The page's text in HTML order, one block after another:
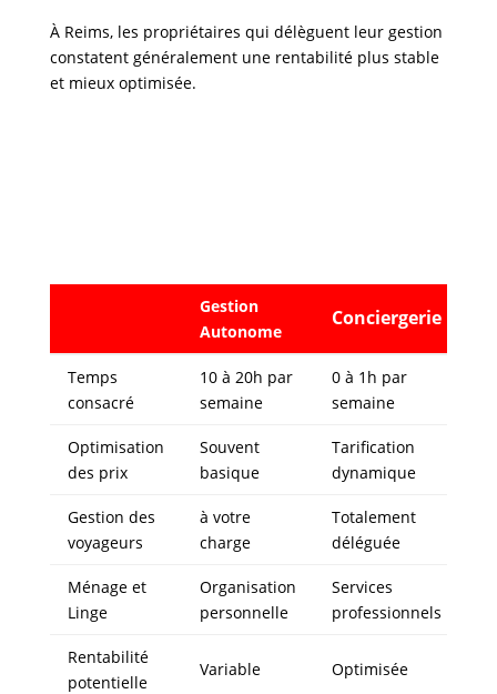
À Reims, les propriétaires qui délèguent leur gestion
constatent généralement une rentabilité plus stable
et mieux optimisée.
Gestion
Autonome
Conciergerie
Temps
consacré
10 à 20h par
semaine
0 à 1h par
semaine
Optimisation
des prix
Souvent
basique
Tarification
dynamique
Gestion des
voyageurs
à votre
charge
Totalement
déléguée
Ménage et
Linge
Organisation
personnelle
Services
professionnels
Rentabilité
potentielle
Variable Optimisée